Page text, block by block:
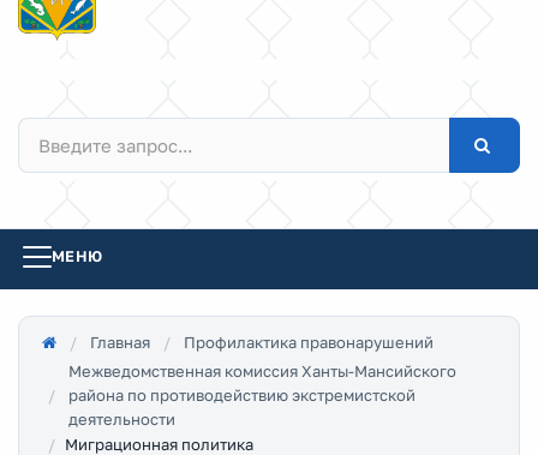
МЕНЮ
Главная
Профилактика правонарушений
Межведомственная комиссия Ханты-Мансийского
района по противодействию экстремистской
деятельности
Миграционная политика